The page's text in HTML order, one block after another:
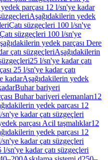
parçası 12 l/sn'ye kadar
Aşağıdakilerin yedek
Çatı süzgeçleri 100 l/sn'ye
süzgeçleri 100 l/sn'ye
yedek parçası Dere
çatı süzgeçleriAşağıdakilerin
25 l/sn'ye kadar çatı
25 l/sn'ye kadar çatı
kadarAşağıdakilerin yedek
Buhar bariyeri
Buhar bariyeri elemanları12
yedek parçası 12
sn'ye kadar çatı süzgeçleri
parçası Acil taşmalıklar12
yedek parçası 12
sn'ye kadar çatı süzgeçleri
l/sn'ye kadar çatı süzgeçleri